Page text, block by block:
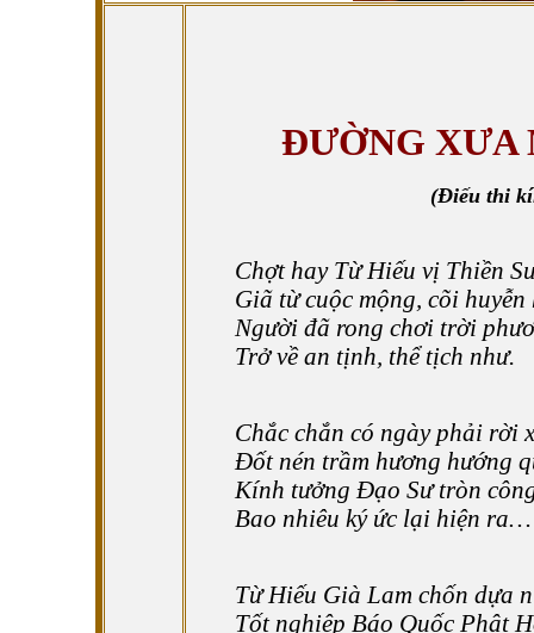
ĐƯỜNG XƯA
(Điếu thi
Chợthay Từ Hiếu vị Thiền
Giã từ cuộc mộng, cõi huyễn
Người đã rong chơi trời
Trở về an tịnh, thể tịch như.
Chắc chắn có ngày phải rời
Đốt nén trầm hương hướng
Kính tưởng Đạo Sư tròn
Bao nhiêu ký ức lại hiện ra…
Từ Hiếu Già Lam chốn dựa
Tốt nghiệp Báo Quốc Phật